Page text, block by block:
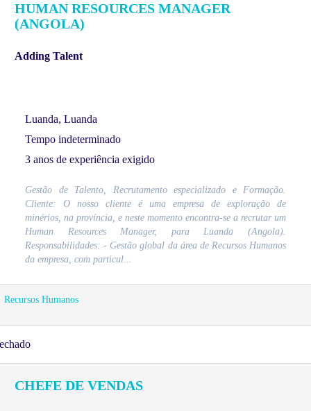
HUMAN RESOURCES MANAGER
(ANGOLA)
Adding Talent
Luanda, Luanda
Tempo indeterminado
3 anos de experiência exigido
Gestão de Talento, Recrutamento especializado e Formação.
Cliente: O nosso cliente é uma empresa de exploração de
minérios, na província, e neste momento encontra-se a recrutar um
Human Resources Manager, para Luanda (Angola).
Responsabilidades: - Gestão global da área de Recursos Humanos
da empresa, com particul...
Recursos Humanos
CHEFE DE VENDAS